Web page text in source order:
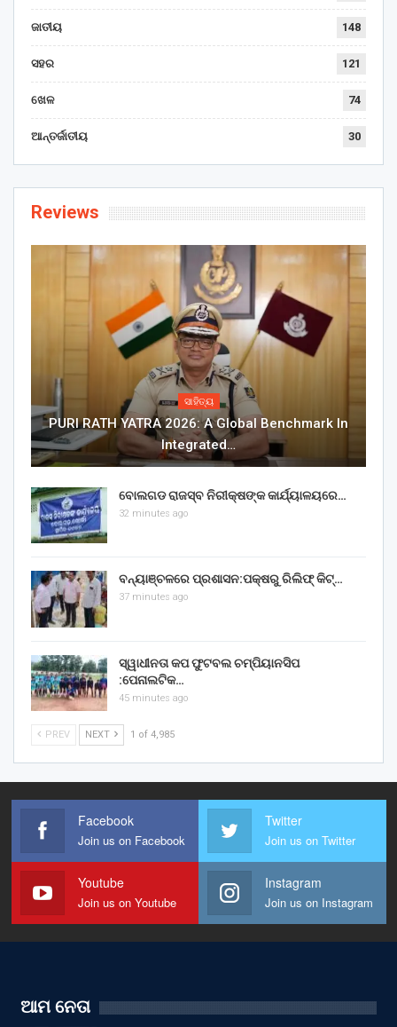
ଜାତୀୟ 148
ସହର 121
ଖେଳ 74
ଆନ୍ତର୍ଜାତୀୟ 30
Reviews
ସାହିତ୍ୟ
PURI RATH YATRA 2026: A Global Benchmark In
Integrated…
ବୋଲଗଡ ରାଜସ୍ବ ନିରୀକ୍ଷଙ୍କ କାର୍ଯ୍ୟାଳୟରେ…
32 minutes ago
ବନ୍ୟାଞ୍ଚଳରେ ପ୍ରଶାସନ:ପକ୍ଷରୁ ରିଲିଫ୍ କିଟ୍…
37 minutes ago
ସ୍ୱାଧୀନତା କପ ଫୁଟବଲ ଚମ୍ପିୟାନସିପ
:ପେନାଲଟିକ…
45 minutes ago
PREV NEXT 1 of 4,985
Facebook
Join us on Facebook
Twitter
Join us on Twitter
Youtube
Join us on Youtube
Instagram
Join us on Instagram
ଆମ ନେତା